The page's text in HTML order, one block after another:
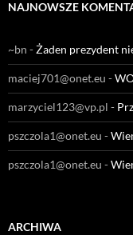
NAJNOWSZE
~bn -Żaden prezydent
maciej701@onet.eu -
marzyciel123@vp.pl -
pszczola1@onet.eu -
pszczola1@onet.eu -
ARCHIWA